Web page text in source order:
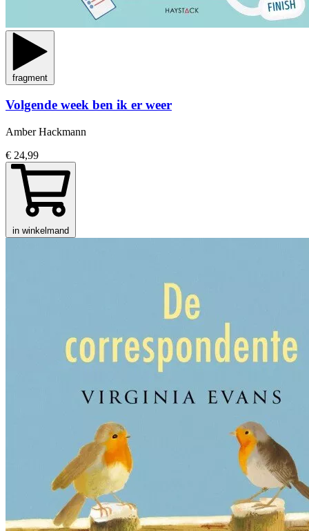
fragment
Volgende week ben ik er weer
Amber Hackmann
€ 24,99
in winkelmand